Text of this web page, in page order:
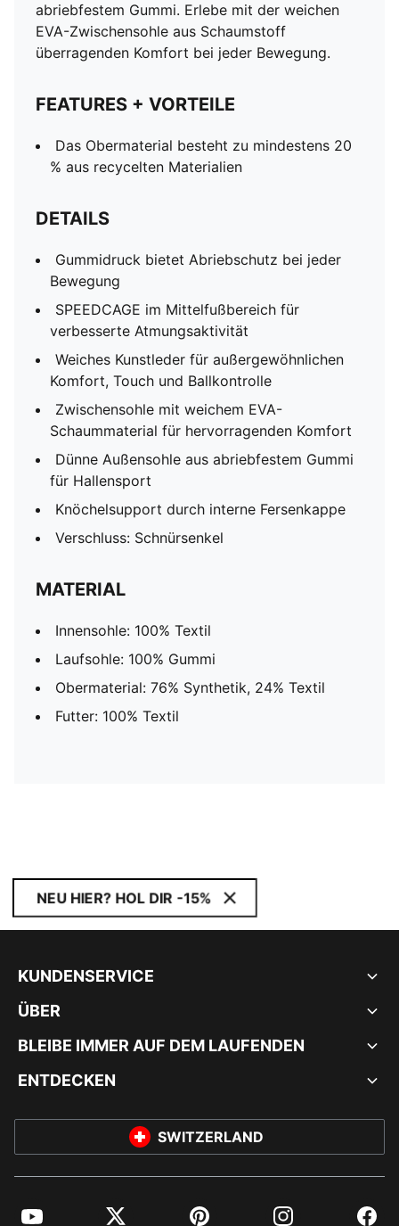
abriebfestem Gummi. Erlebe mit der weichen
EVA-Zwischensohle aus Schaumstoff
überragenden Komfort bei jeder Bewegung.
FEATURES + VORTEILE
Das Obermaterial besteht zu mindestens 20
% aus recycelten Materialien
DETAILS
Gummidruck bietet Abriebschutz bei jeder
Bewegung
SPEEDCAGE im Mittelfußbereich für
verbesserte Atmungsaktivität
Weiches Kunstleder für außergewöhnlichen
Komfort, Touch und Ballkontrolle
Zwischensohle mit weichem EVA-
Schaummaterial für hervorragenden Komfort
Dünne Außensohle aus abriebfestem Gummi
für Hallensport
Knöchelsupport durch interne Fersenkappe
Verschluss: Schnürsenkel
MATERIAL
Innensohle: 100% Textil
Laufsohle: 100% Gummi
Obermaterial: 76% Synthetik, 24% Textil
Futter: 100% Textil
NEU HIER? HOL DIR -15%
KUNDENSERVICE
ÜBER
BLEIBE IMMER AUF DEM LAUFENDEN
ENTDECKEN
SWITZERLAND